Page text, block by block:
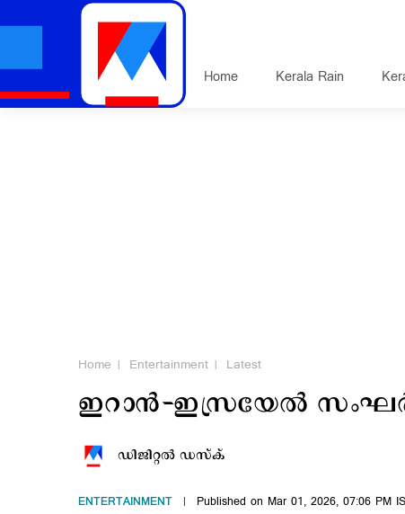
Home Kerala Rain
Home Entertainment Latest
ഇറാൻ-ഇസ്രയേൽ
ഡിജിറ്റല്‍ ഡസ്ക്
ENTERTAINMENT Published on Mar 01, 2026, 07:06 PM